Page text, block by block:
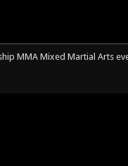
MMA Mixed Martial Arts